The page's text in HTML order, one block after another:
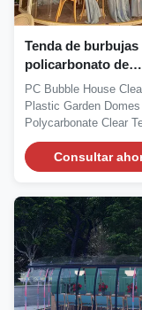
Tenda de burbujas
policarbonato de
plástico ignífugo Ho
Corrección del
potencia
PC Bubble House
Plastic Garden Domes
Polycarbonate Clear
with Aluminium
Consultar